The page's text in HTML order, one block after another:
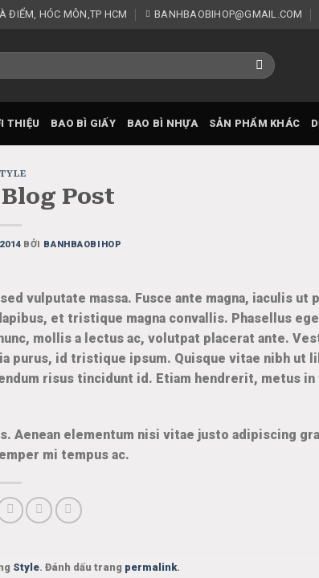
ĐIỂM, HÓC MÔN,TP HCM BANHBAOBIHOP@GMAIL.COM
THIỆU BAO BÌ GIẤY BAO BÌ NHỰA SẢN PHẨM KHÁC
Post
BỞI BANHBAOBIHOP
vulputate massa. Fusce ante magna, iaculis ut
et tristique magna convallis. Phasellus
mollis a lectus ac, volutpat placerat ante.
purus, id tristique ipsum. Quisque vitae nibh ut
risus tincidunt id. Etiam hendrerit, metus
Aenean elementum nisi vitae justo adipiscing
mi tempus ac.
Style. Đánh dấu trang permalink.